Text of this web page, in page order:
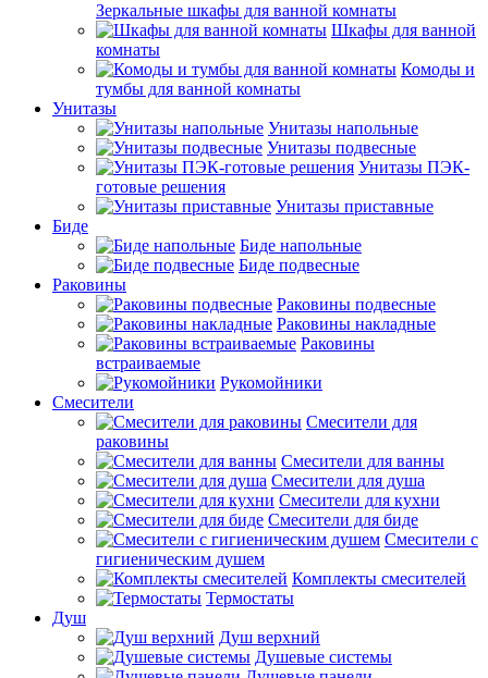
Зеркальные шкафы для ванной комнаты
Шкафы для ванной
комнаты
Комоды и
тумбы для ванной комнаты
Унитазы
Унитазы напольные
Унитазы подвесные
Унитазы ПЭК-
готовые решения
Унитазы приставные
Биде
Биде напольные
Биде подвесные
Раковины
Раковины подвесные
Раковины накладные
Раковины
встраиваемые
Рукомойники
Смесители
Смесители для
раковины
Смесители для ванны
Смесители для душа
Смесители для кухни
Смесители для биде
Смесители с
гигиеническим душем
Комплекты смесителей
Термостаты
Душ
Душ верхний
Душевые системы